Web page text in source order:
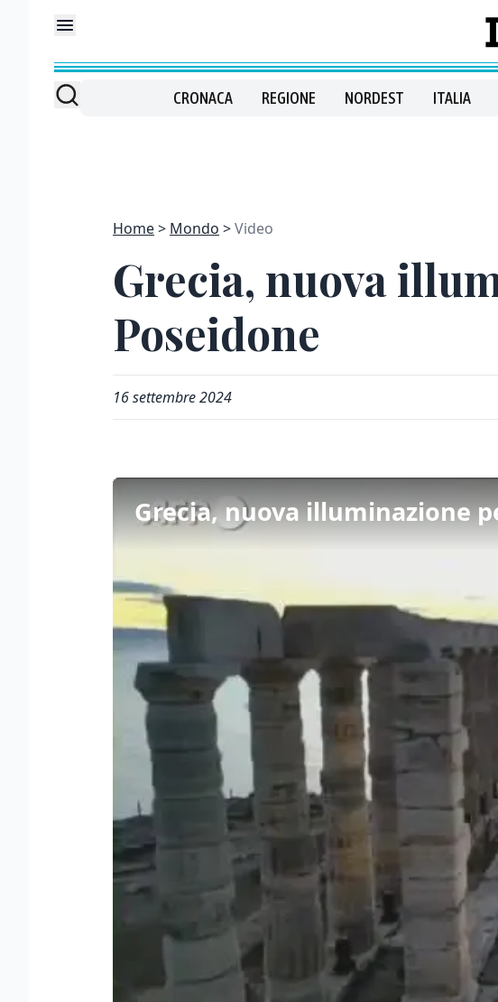
CRONACA REGIONE NORDEST ITALIA
Home Mondo Video
Grecia, nuova
Poseidone
16 settembre 2024
Grecia, nuova illuminazione